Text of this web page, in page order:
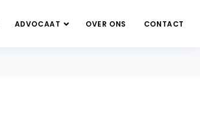
ADVOCAAT OVER ONS CONTACT